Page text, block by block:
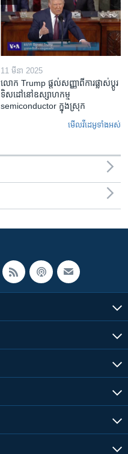
11 មីនា 2025
លោក Trump ផ្តល់សញ្ញាពីការផ្លាស់ប្តូរ
ទិសដៅនៅឧស្សាហកម្ម
semiconductor ក្នុងស្រុក
មើល​វីដេអូ​ទាំង​អស់